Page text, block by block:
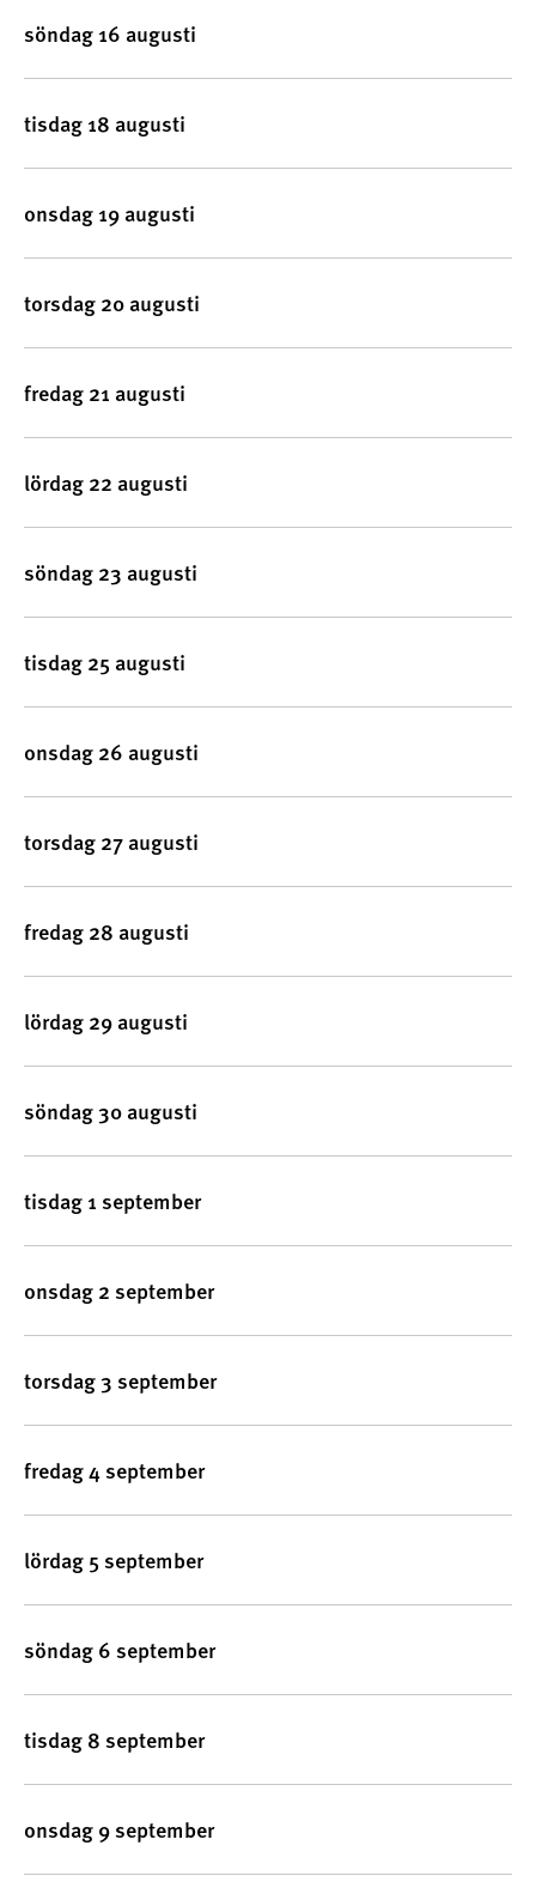
söndag 16 augusti
tisdag 18 augusti
onsdag 19 augusti
torsdag 20 augusti
fredag 21 augusti
lördag 22 augusti
söndag 23 augusti
tisdag 25 augusti
onsdag 26 augusti
torsdag 27 augusti
fredag 28 augusti
lördag 29 augusti
söndag 30 augusti
tisdag 1 september
onsdag 2 september
torsdag 3 september
fredag 4 september
lördag 5 september
söndag 6 september
tisdag 8 september
onsdag 9 september